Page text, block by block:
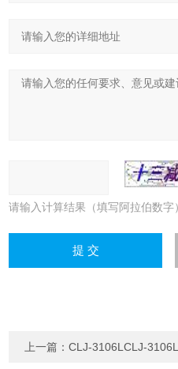
请输入计算结果（填写阿拉伯数字
上一篇：CLJ-3106LCLJ-